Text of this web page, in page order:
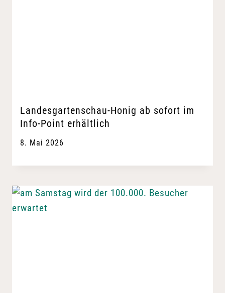
Landesgartenschau-Honig ab sofort im
Info-Point erhältlich
8. Mai 2026